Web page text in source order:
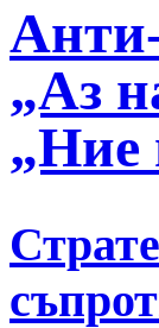
„Аз
„Ние